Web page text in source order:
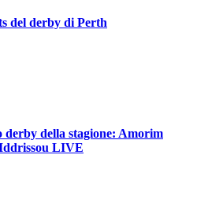
del derby di Perth
della stagione: Amorim
LIVE